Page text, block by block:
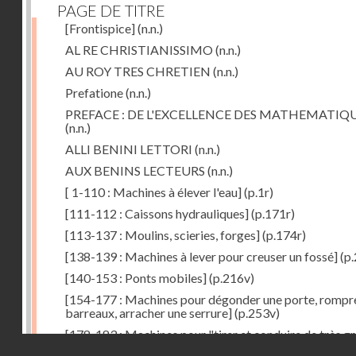
PAGE DE TITRE
[Frontispice](n.n.)
AL RE CHRISTIANISSIMO (n.n.)
AU ROY TRES CHRETIEN (n.n.)
Prefatione(n.n.)
PREFACE : DE L'EXCELLENCE DES
(n.n.)
ALLI BENINI LETTORI (n.n.)
AUX BENINS LECTEURS (n.n.)
[ 1-110 : Machines à élever l'eau](p.1r)
[111-112 : Caissons hydrauliques](p.171r)
[113-137 : Moulins, scieries, forges](p.174r)
[138-139 : Machines à lever pour creuser un fossé]
[140-153 : Ponts mobiles](p.216v)
[154-177 : Machines pour dégonder une porte,
barreaux, arracher une serrure](p.253v)
[178-183 : Machines pour "tirer et conduire de très